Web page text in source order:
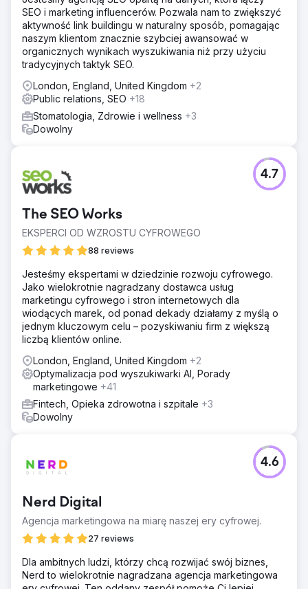
SEO i marketing influencerów. Pozwala nam to zwiększyć
aktywność link buildingu w naturalny sposób, pomagając
naszym klientom znacznie szybciej awansować w
organicznych wynikach wyszukiwania niż przy użyciu
tradycyjnych taktyk SEO.
London, England, United Kingdom +2
Public relations, SEO +18
Stomatologia, Zdrowie i wellness +3
Dowolny
The SEO Works
EKSPERCI OD WZROSTU CYFROWEGO
88 reviews
4.7
Jesteśmy ekspertami w dziedzinie rozwoju cyfrowego.
Jako wielokrotnie nagradzany dostawca usług
marketingu cyfrowego i stron internetowych dla
wiodących marek, od ponad dekady działamy z myślą o
jednym kluczowym celu – pozyskiwaniu firm z większą
liczbą klientów online.
London, England, United Kingdom +2
Optymalizacja pod wyszukiwarki AI, Porady
marketingowe +41
Fintech, Opieka zdrowotna i szpitale +3
Dowolny
Nerd Digital
Agencja marketingowa na miarę naszej ery cyfrowej.
27 reviews
4.6
Dla ambitnych ludzi, którzy chcą rozwijać swój biznes,
Nerd to wielokrotnie nagradzana agencja marketingowa